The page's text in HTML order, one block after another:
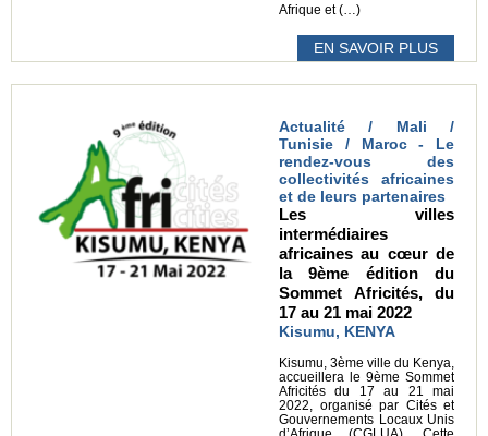
Afrique et (…)
EN SAVOIR PLUS
Actualité / Mali /
Tunisie / Maroc - Le
rendez-vous des
collectivités africaines
et de leurs partenaires
Les villes
intermédiaires
africaines au cœur de
la 9ème édition du
Sommet Africités, du
17 au 21 mai 2022
Kisumu, KENYA
Kisumu, 3ème ville du Kenya,
accueillera le 9ème Sommet
Africités du 17 au 21 mai
2022, organisé par Cités et
Gouvernements Locaux Unis